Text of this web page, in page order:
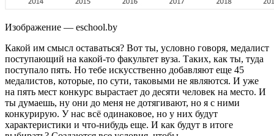
Изображение — eschool.by
Какой им смысл оставаться? Вот ты, условно говоря, медалист
поступающий на какой-то факультет вуза. Таких, как ты, туда
поступало пять. Но тебе искусственно добавляют еще 45
медалистов, которые, по сути, таковыми не являются. И уже
на пять мест конкурс вырастает до десяти человек на место. И
ты думаешь, ну они до меня не дотягивают, но я с ними
конкурирую. У нас всё одинаковое, но у них будут
характеристики и что-нибудь еще. И как будут в итоге